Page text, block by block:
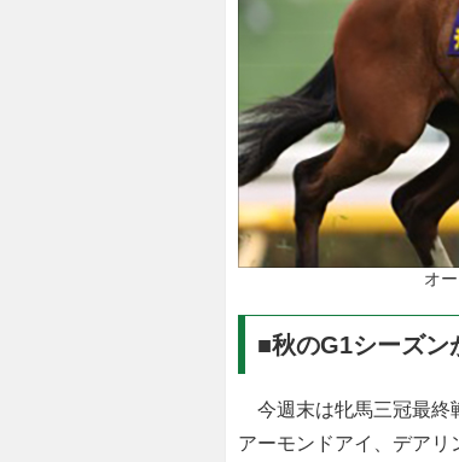
オ
■秋のG1シーズン
今週末は牝馬三冠最終
アーモンドアイ、デア